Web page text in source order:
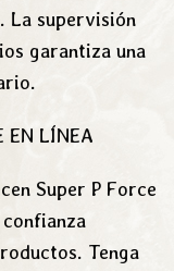
La supervisión
garantiza una
EN LÍNEA
Super P Force
Tenga